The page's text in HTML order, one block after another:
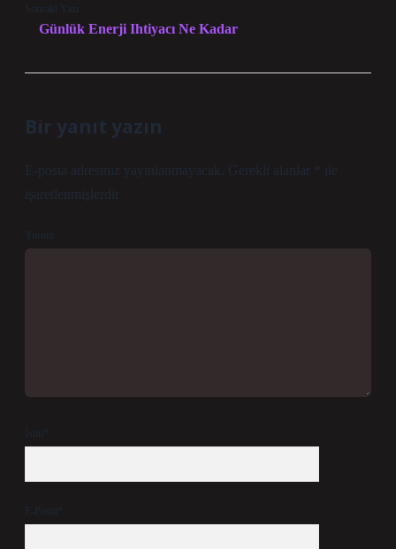
Sonraki Yazı
Günlük Enerji Ihtiyacı Ne Kadar
Bir yanıt yazın
E-posta adresiniz yayınlanmayacak. Gerekli alanlar
ile
işaretlenmişlerdir
Yorum
İsim*
E-Posta*